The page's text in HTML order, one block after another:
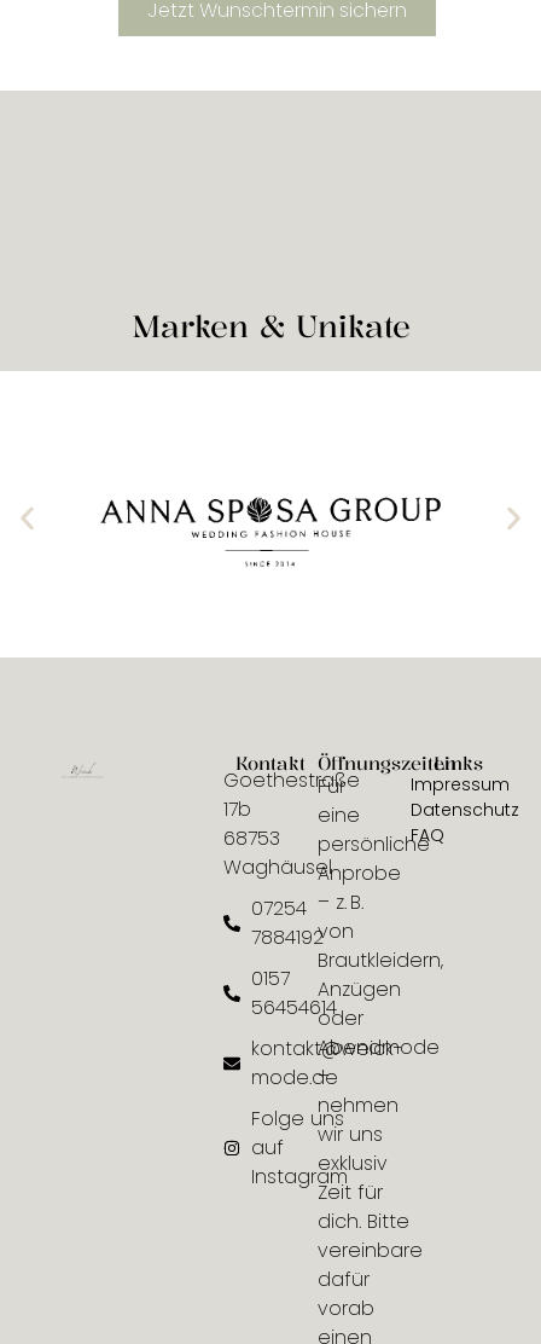
Jetzt Wunschtermin sichern
Marken & Unikate
Kontakt
Goethestraße
17b
68753
Waghäusel
07254
7884192
0157
56454614
kontakt@weick-
mode.de
Folge uns
auf
Instagram
Öffnungszeiten
Für
eine
persönliche
Anprobe
– z. B.
von
Brautkleidern,
Anzügen
oder
Abendmode
–
nehmen
wir uns
exklusiv
Zeit für
dich. Bitte
vereinbare
dafür
vorab
einen
Links
Impressum
Datenschutz
FAQ